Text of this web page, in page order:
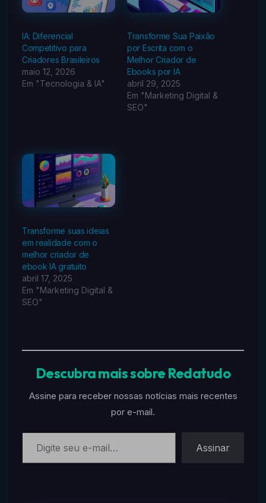
IA: Diferencial
Competitivo para
Criadores Brasileiros
maio 12, 2026
Em "Tecnologia & IA"
Transforme Sua Paixão
por Escrita com o
Melhor Criador de
Ebooks por IA
abril 29, 2025
Em "Marketing Digital &
SEO"
Transforme suas ideias
em realidade com o
melhor criador de
ebook IA gratuito
abril 17, 2025
Em "Marketing Digital &
SEO"
Descubra mais sobre Redatudo
Assine para receber nossas notícias mais recentes
por e-mail.
Digite seu e-mail…
Assinar